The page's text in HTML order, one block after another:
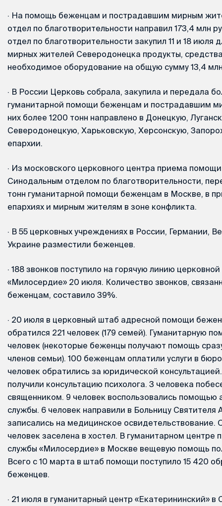
· На помощь беженцам и пострадавшим мирным
отдел по благотворительности направил 173,4 млн
отдел по благотворительности закупил 11 и 18 июля
мирных жителей Северодонецка продукты,
необходимое оборудование на общую сумму 13,4
· В России Церковь собрала, закупила и передала
гуманитарной помощи беженцам и пострадавшим
них более 1200 тонн направлено в Донецкую,
Северодонецкую, Харьковскую, Херсонскую,
епархии.
· Из московского церковного центра приема
Cинодальным отделом по благотворительности,
тонн гуманитарной помощи беженцам в Москве, в
епархиях и мирным жителям в зоне конфликта.
· В 55 церковных учреждениях в России, Германии,
Украине разместили беженцев.
· 188 звонков поступило на горячую линию
«Милосердие» 20 июля. Количество звонков,
беженцам, составило 39%.
· 20 июля в церковный штаб адресной помощи
обратился 221 человек (179 семей). Гуманитарную
человек (некоторые беженцы получают помощь
членов семьи). 100 беженцам оплатили услуги в
человек обратились за юридической
получили консультацию психолога. 3 человека
священником. 9 человек воспользовались помощью
службы. 6 человек направили в Больницу Святителя
записались на медицинское освидетельствование.
человек заселена в хостел. В гуманитарном центре
службы «Милосердие» в Москве вещевую помощь
Всего с 10 марта в штаб помощи поступило 15 420
беженцев.
· 21 июля в гуманитарный центр «Екатерининский»